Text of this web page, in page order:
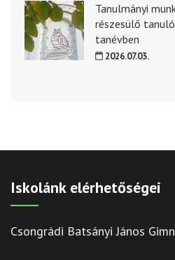
Tanulmányi
részesülő
tanévben
2026.07.03.
Iskolánk elérhetőségei
Csongrádi Batsányi János